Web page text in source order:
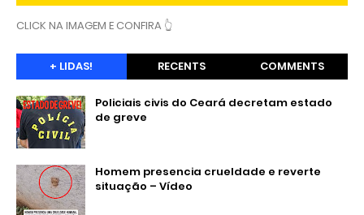
CLICK NA IMAGEM E CONFIRA 👆
+ LIDAS! RECENTS COMMENTS
Policiais civis do Ceará decretam estado
de greve
Homem presencia crueldade e reverte
situação – Vídeo